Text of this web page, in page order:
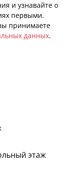
и узнавайте о
первыми.
принимаете
данных.
этаж